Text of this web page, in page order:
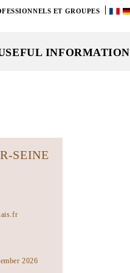
ET GROUPES
INFORMATION
SEINE
2026